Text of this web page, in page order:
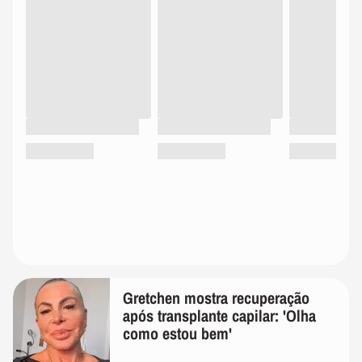
Gretchen mostra recuperação
após transplante capilar: 'Olha
como estou bem'